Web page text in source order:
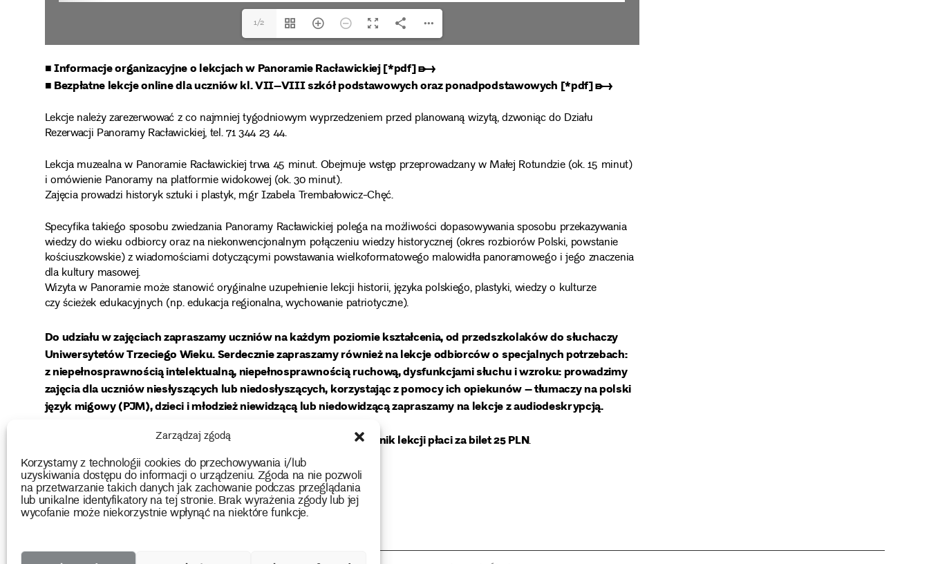
Zarządzaj zgodą
Korzystamy z technologii cookies do przechowywania i/lub
uzyskiwania dostępu do informacji o urządzeniu. Zgoda na nie pozwoli
na przetwarzanie takich danych jak zachowanie podczas przeglądania
lub unikalne identyfikatory na tej stronie. Brak wyrażenia zgody lub jej
wycofanie może niekorzystnie wpłynąć na niektóre funkcje.
1/2
■ Informacje organizacyjne o lekcjach w Panoramie Racławickiej [*pdf] ➸
■ Bezpłatne lekcje online dla uczniów kl. VII–VIII szkół podstawowych oraz ponadpodstawowych [*pdf] ➸
Lekcje należy zarezerwować z co najmniej tygodniowym wyprzedzeniem przed planowaną wizytą, dzwoniąc do Działu
Rezerwacji Panoramy Racławickiej, tel. 71 344 23 44.
Lekcja muzealna w Panoramie Racławickiej trwa 45 minut. Obejmuje wstęp przeprowadzany w Małej Rotundzie (ok. 15 minut)
i omówienie Panoramy na platformie widokowej (ok. 30 minut).
Zajęcia prowadzi historyk sztuki i plastyk, mgr Izabela Trembałowicz-Chęć.
Specyfika takiego sposobu zwiedzania Panoramy Racławickiej polega na możliwości dopasowywania sposobu przekazywania
wiedzy do wieku odbiorcy oraz na niekonwencjonalnym połączeniu wiedzy historycznej (okres rozbiorów Polski, powstanie
kościuszkowskie) z wiadomościami dotyczącymi powstawania wielkoformatowego malowidła panoramowego i jego znaczenia
dla kultury masowej.
Wizyta w Panoramie może stanowić oryginalne uzupełnienie lekcji historii, języka polskiego, plastyki, wiedzy o kulturze
czy ścieżek edukacyjnych (np. edukacja regionalna, wychowanie patriotyczne).
Do udziału w zajęciach zapraszamy uczniów na każdym poziomie kształcenia, od przedszkolaków do słuchaczy
Uniwersytetów Trzeciego Wieku. Serdecznie zapraszamy również na lekcje odbiorców o specjalnych potrzebach:
z niepełnosprawnością intelektualną, niepełnosprawnością ruchową, dysfunkcjami słuchu i wzroku: prowadzimy
zajęcia dla uczniów niesłyszących lub niedosłyszących, korzystając z pomocy ich opiekunów – tłumaczy na polski
język migowy (PJM), dzieci i młodzież niewidzącą lub niedowidzącą zapraszamy na lekcje z audiodeskrypcją.
Zachętą do skorzystania z oferty jestatrakcyjna cena – każdy uczestnik lekcji płaci za bilet 25 PLN.
Uwaga: grupa może liczyć minimum 10 osób, a maksymalnie 35.
print